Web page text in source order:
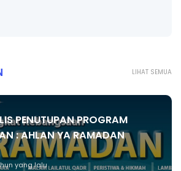
LIHAT SEMUA
PENUTUPAN PROGRAM
: AHLAN YA RAMADAN
yang lalu